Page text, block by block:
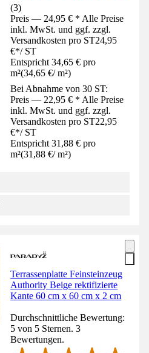
(3)
Preis — 24,95 € * Alle Preise
inkl. MwSt. und ggf. zzgl.
Versandkosten pro ST24,95
€*/ ST
Entspricht 34,65 € pro
m²(34,65 €/ m²)
Bei Abnahme von 30 ST:
Preis — 22,95 € * Alle Preise
inkl. MwSt. und ggf. zzgl.
Versandkosten pro ST22,95
€*/ ST
Entspricht 31,88 € pro
m²(31,88 €/ m²)
Terrassenplatte Feinsteinzeug
Authority Beige rektifizierte
Kante 60 cm x 60 cm x 2 cm
Durchschnittliche Bewertung:
5 von 5 Sternen. 3
Bewertungen.